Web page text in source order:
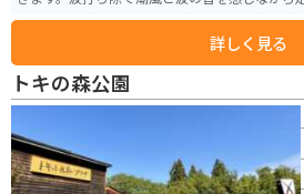
ません。 日中でももちろん楽しめますが、夕方、水平線へと沈む夕日をバッ
クに走るのがオススメです。 バイクを停車して
すが、スタンドが沈みやすいので、スタンド版
意点としては、砂が乾いて白くなっている箇所
イヤが取られやすいので、真ん中の踏み固めら
ょう。
詳しく見る
トキの森公園